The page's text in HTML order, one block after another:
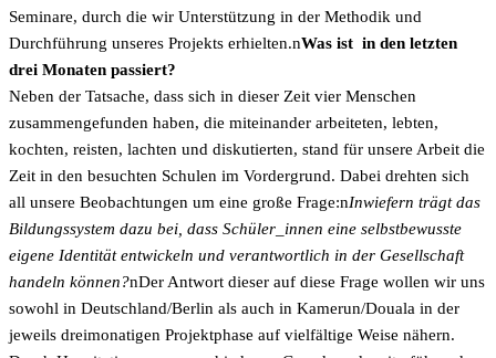
Seminare, durch die wir Unterstützung in der Methodik und
Durchführung unseres Projekts erhielten.nWas ist in den letzten
drei Monaten passiert?
Neben der Tatsache, dass sich in dieser Zeit vier Menschen
zusammengefunden haben, die miteinander arbeiteten, lebten,
kochten, reisten, lachten und diskutierten, stand für unsere Arbeit die
Zeit in den besuchten Schulen im Vordergrund. Dabei drehten sich
all unsere Beobachtungen um eine große Frage:nInwiefern trägt das
Bildungssystem dazu bei, dass Schüler_innen eine selbstbewusste
eigene Identität entwickeln und verantwortlich in der Gesellschaft
handeln können?nDer Antwort dieser auf diese Frage wollen wir uns
sowohl in Deutschland/Berlin als auch in Kamerun/Douala in der
jeweils dreimonatigen Projektphase auf vielfältige Weise nähern.